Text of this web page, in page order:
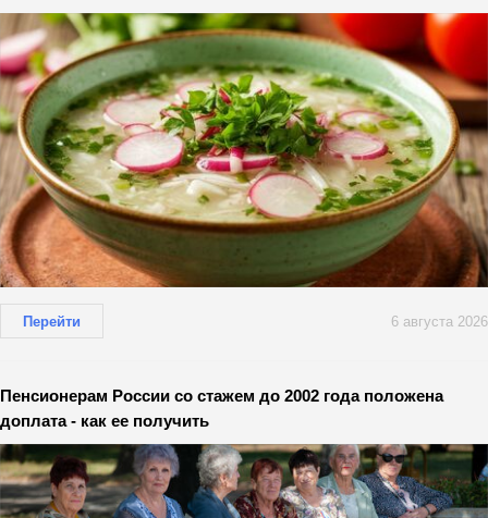
Перейти 6 августа 2026
Пенсионерам России со стажем до 2002 года положена
доплата - как ее получить